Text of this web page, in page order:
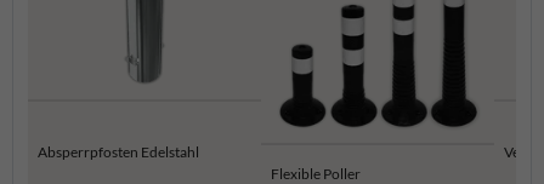
Absperrpfosten Edelstahl
Flexible Poller